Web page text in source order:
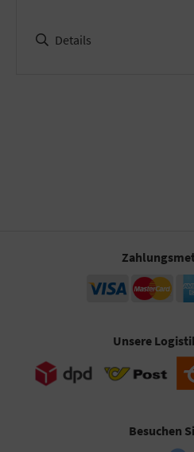
Details
Unsere
Besuchen